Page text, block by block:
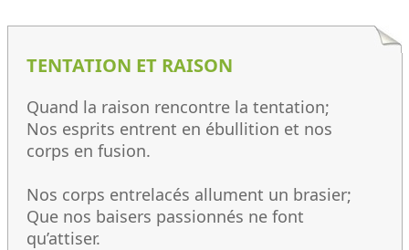
TENTATION ET RAISON
Quand la raison rencontre la tentation;
Nos esprits entrent en ébullition et nos
corps en fusion.
Nos corps entrelacés allument un brasier;
Que nos baisers passionnés ne font
qu’attiser.